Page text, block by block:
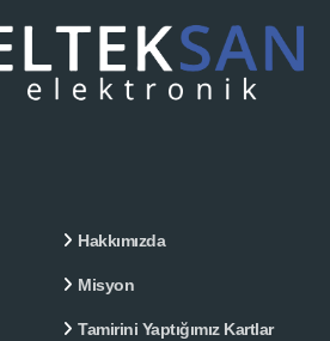
Hakkımızda
Misyon
Tamirini Yaptığımız Kartlar